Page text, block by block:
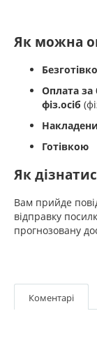
Як можна
Оплата за
фіз.осіб
Готівкою
Як
Вам прийде
відправку
прогнозовану
Коментарі